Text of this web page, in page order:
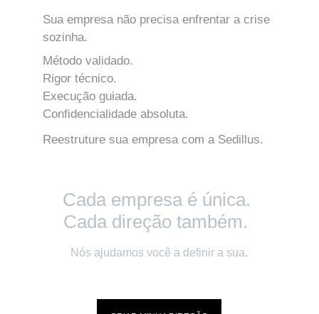
Sua empresa não precisa enfrentar a crise
sozinha.
Método validado.
Rigor técnico.
Execução guiada.
Confidencialidade absoluta.
Reestruture sua empresa com a Sedillus.
Cada empresa é única.
Cada direção também.
Nós ajudamos você a definir a sua.